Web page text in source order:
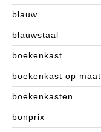
blauw
blauwstaal
boekenkast
boekenkast op maat
boekenkasten
bonprix